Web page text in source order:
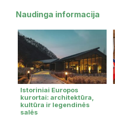
Naudinga informacija
Istoriniai Europos
kurortai: architektūra,
kultūra ir legendinės
salės